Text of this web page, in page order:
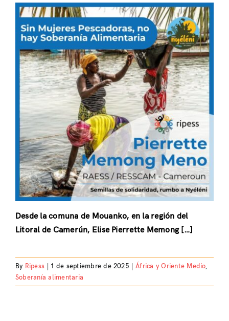
Desde la comuna de Mouanko, en la región del
Litoral de Camerún, Elise Pierrette Memong […]
By Ripess 1 de septiembre de 2025 África y Oriente Medio,
Soberanía alimentaria